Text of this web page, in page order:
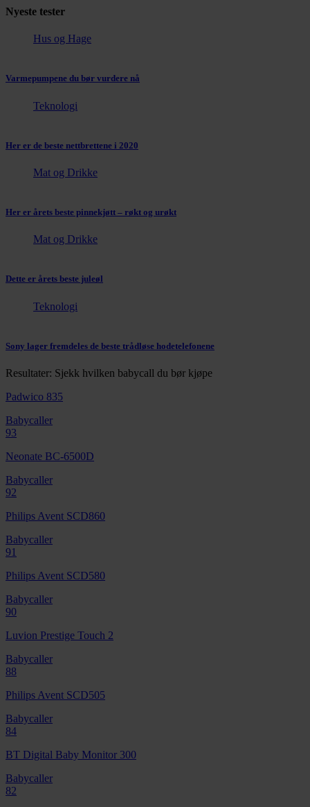
Nyeste tester
Hus og Hage
Varmepumpene du bør vurdere nå
Teknologi
Her er de beste nettbrettene i 2020
Mat og Drikke
Her er årets beste pinnekjøtt – røkt og urøkt
Mat og Drikke
Dette er årets beste juleøl
Teknologi
Sony lager fremdeles de beste trådløse hodetelefonene
Resultater: Sjekk hvilken babycall du bør kjøpe
Padwico 835
Babycaller
93
Neonate BC-6500D
Babycaller
92
Philips Avent SCD860
Babycaller
91
Philips Avent SCD580
Babycaller
90
Luvion Prestige Touch 2
Babycaller
88
Philips Avent SCD505
Babycaller
84
BT Digital Baby Monitor 300
Babycaller
82